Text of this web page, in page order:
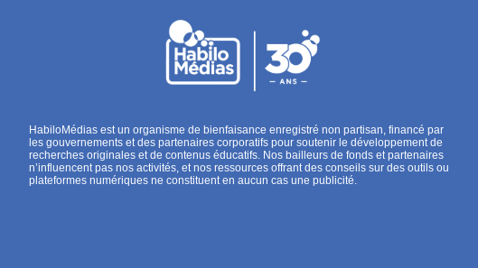
HabiloMédias est un organisme de bienfaisance enregistré non partisan, financé par
les gouvernements et des partenaires corporatifs pour soutenir le développement de
recherches originales et de contenus éducatifs. Nos bailleurs de fonds et partenaires
n’influencent pas nos activités, et nos ressources offrant des conseils sur des outils ou
plateformes numériques ne constituent en aucun cas une publicité.